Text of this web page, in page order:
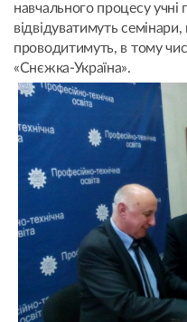
навчального процесу
відвідуватимуть
проводитимуть, в тому
«Снєжка-Україна».